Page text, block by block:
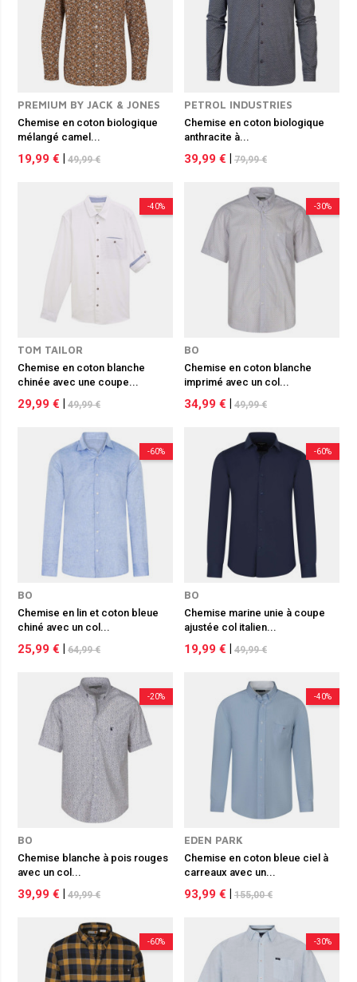
PREMIUM BY JACK & JONES
Chemise en coton biologique
mélangé camel...
19,99 € 49,99 €
PETROL INDUSTRIES
Chemise en coton biologique
anthracite à...
39,99 € 79,99 €
-40%
TOM TAILOR
Chemise en coton blanche
chinée avec une coupe...
29,99 € 49,99 €
-30%
BO
Chemise en coton blanche
imprimé avec un col...
34,99 € 49,99 €
-60%
BO
Chemise en lin et coton bleue
chiné avec un col...
25,99 € 64,99 €
-60%
BO
Chemise marine unie à coupe
ajustée col italien...
19,99 € 49,99 €
-20%
BO
Chemise blanche à pois rouges
avec un col...
39,99 € 49,99 €
-40%
EDEN PARK
Chemise en coton bleue ciel à
carreaux avec un...
93,99 € 155,00 €
-60% -30%